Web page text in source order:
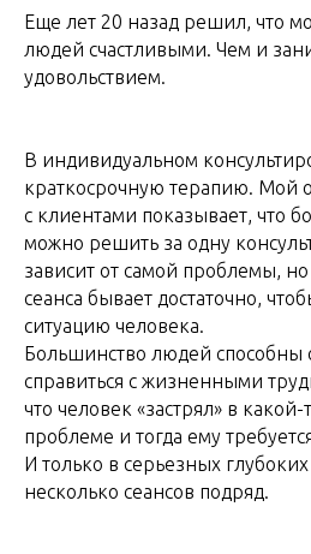
Еще лет 20 назад решил, что
людей счастливыми. Чем и
удовольствием.
В индивидуальном
краткосрочную терапию. Мой
с клиентами показывает, что
можно решить за одну
зависит от самой проблемы, но
сеанса бывает достаточно,
ситуацию человека.
Большинство людей способны
справиться с жизненными
что человек «застрял» в
проблеме и тогда ему
И только в серьезных
несколько сеансов подряд.